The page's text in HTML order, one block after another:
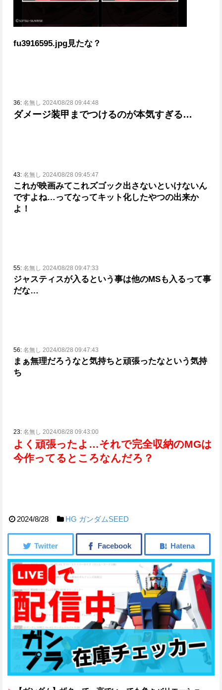
fu3916595.jpg見たな？
36: 名無し 2024/08/28 09:44:48
ダメージ装甲までつけるのが本気すぎる…
43: 名無し 2024/08/28 09:45:47
これが映画みてこれズゴック出さないといけないん
ですよね…ってなってキット化したやつの出来か
よ！
55: 名無し 2024/08/28 09:47:33
ジャスティスが入るという事は他のMSも入るって事
だな…
56: 名無し 2024/08/28 09:47:43
まぁ無理だろうなと気持ちと頑張ったなという気持
ち
23: 名無し 2024/08/28 09:43:00
よく頑張ったよ…それで完全収納のMGは
今作ってるところなんだろ？
2024/8/28 HG ガンダムSEED